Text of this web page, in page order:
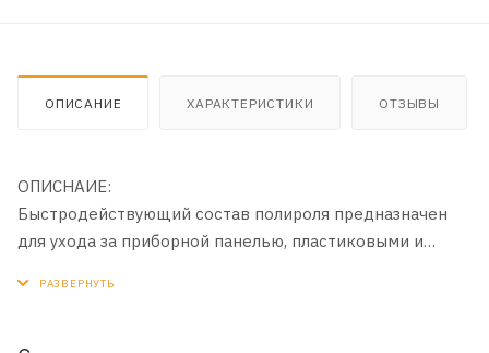
ОПИСАНИЕ ХАРАКТЕРИСТИКИ ОТЗЫВЫ
ОПИСНАИЕ:
Быстродействующий состав полироля предназначен
для ухода за приборной панелью, пластиковыми и